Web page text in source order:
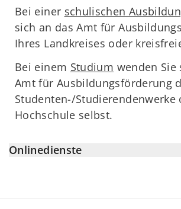
Bei einer schulischen
sich an das Amt für
Ihres Landkreises oder
Bei einem Studium wenden Sie
Amt für Ausbildungsförderung
Studenten-/Studierendenwerke
Hochschule selbst.
Onlinedienste